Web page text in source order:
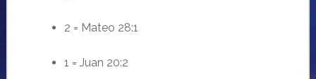
2 = Mateo 28:1
1 = Juan 20:2